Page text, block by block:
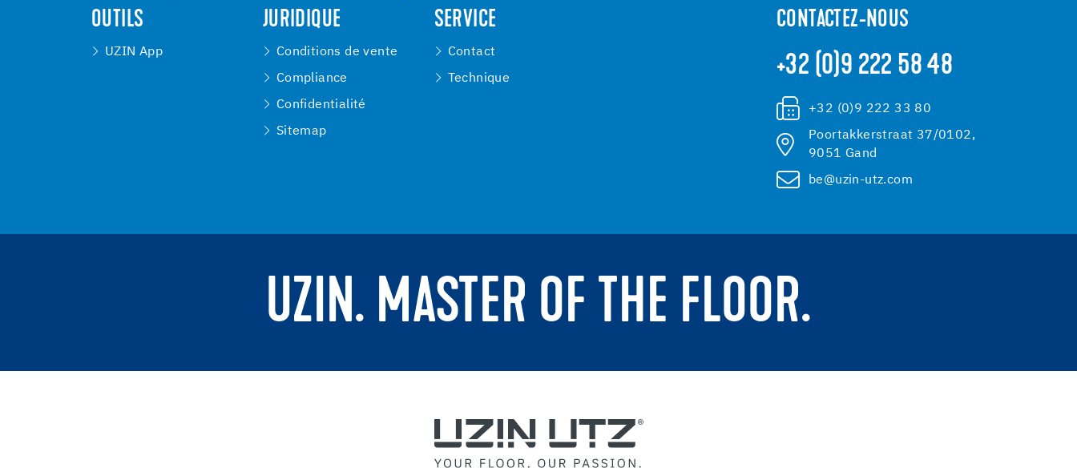
OUTILS
UZIN App
JURIDIQUE
Conditions de vente
Compliance
Confidentialité
Sitemap
SERVICE
Contact
Technique
CONTACTEZ-NOUS
+32 (0)9 222 58 48
+32 (0)9 222 33 80
Poortakkerstraat 37/0102,
9051 Gand
be@uzin-utz.com
UZIN. MASTER OF THE FLOOR.